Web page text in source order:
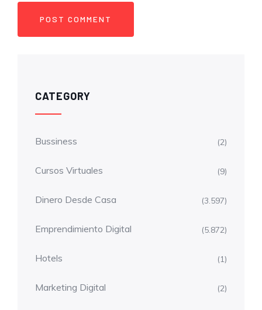
CATEGORY
Bussiness (2)
Cursos Virtuales (9)
Dinero Desde Casa (3.597)
Emprendimiento Digital (5.872)
Hotels (1)
Marketing Digital (2)